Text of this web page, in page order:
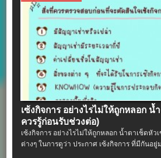
เซ้งกิจการ อย่างไรไม่ให้ถูกหลอก น้
ควรรู้ก่อนรับช่วงต่อ)
เซ้งกิจการ อย่างไรไม่ให้ถูกหลอก น้ำตาเช็ดหั
ต่างๆ ในการดูว่า ประกาศ เซ้งกิจการ ที่มีกันอ